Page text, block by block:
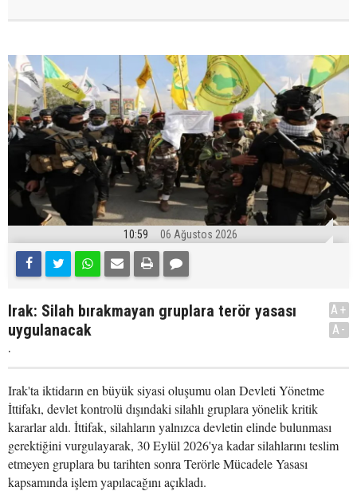
10:59 06 Ağustos 2026
Irak: Silah bırakmayan gruplara terör yasası
uygulanacak
.
A+
A-
Irak'ta iktidarın en büyük siyasi oluşumu olan Devleti Yönetme
İttifakı, devlet kontrolü dışındaki silahlı gruplara yönelik kritik
kararlar aldı. İttifak, silahların yalnızca devletin elinde bulunması
gerektiğini vurgulayarak, 30 Eylül 2026'ya kadar silahlarını teslim
etmeyen gruplara bu tarihten sonra Terörle Mücadele Yasası
kapsamında işlem yapılacağını açıkladı.